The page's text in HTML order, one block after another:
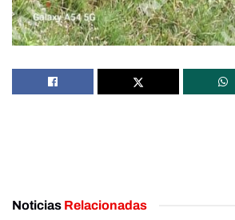
Noticias Relacionadas